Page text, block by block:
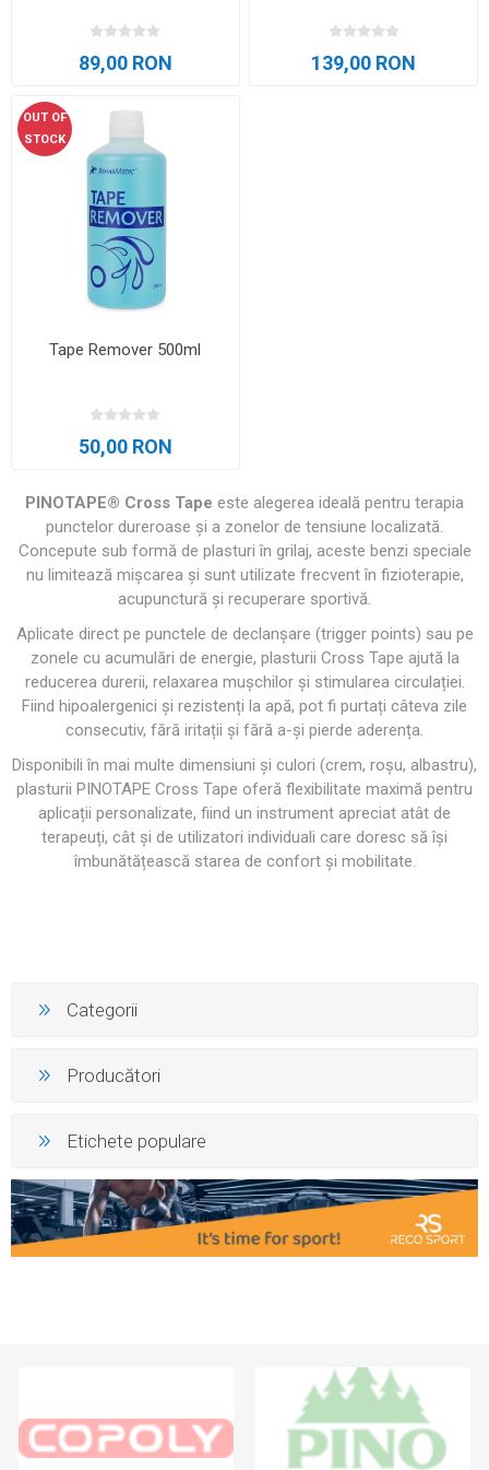
PINOTAPE® Cross Tape este alegerea ideală pentru terapia
punctelor dureroase și a zonelor de tensiune localizată.
Concepute sub formă de plasturi în grilaj, aceste benzi speciale
nu limitează mișcarea și sunt utilizate frecvent în fizioterapie,
acupunctură și recuperare sportivă.
Aplicate direct pe punctele de declanșare (trigger points) sau pe
zonele cu acumulări de energie, plasturii Cross Tape ajută la
reducerea durerii, relaxarea mușchilor și stimularea circulației.
Fiind hipoalergenici și rezistenți la apă, pot fi purtați câteva zile
consecutiv, fără iritații și fără a-și pierde aderența.
Disponibili în mai multe dimensiuni și culori (crem, roșu, albastru),
plasturii PINOTAPE Cross Tape oferă flexibilitate maximă pentru
aplicații personalizate, fiind un instrument apreciat atât de
terapeuți, cât și de utilizatori individuali care doresc să își
îmbunătățească starea de confort și mobilitate.
89,00 RON 139,00 RON
OUT OF
STOCK
Tape Remover 500ml
50,00 RON
Categorii
Producători
Etichete populare